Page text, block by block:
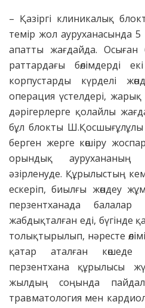
– Қазіргі клиникалық
темір жол ауруханасында
апатты жағдайда. Осыған
раттардағы бөлімдерді
корпустарды күрделі
операция үстелдері,
дәрігерлерге қолайлы
бұл блокты Ш.Қосшығұлұлы
берген жерге көшіру
орындық аурухананың
әзірленуде. Құрылыстың
ескеріп, биылғы жөндеу
перзентханада
жабдықталған еді, бүгінде
толықтырылып, нәресте
қатар аталған
перзентхана құрылысы
жылдың соңында
травматология мен